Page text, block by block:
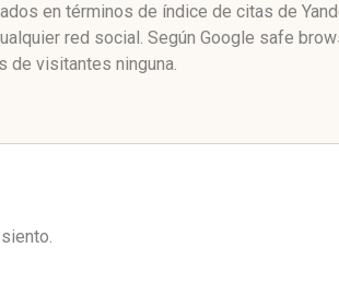
en términos de índice de citas de
red social. Según Google safe
de visitantes ninguna.